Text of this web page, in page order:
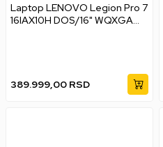
Laptop LENOVO Legion Pro 7
16IAX10H DOS/16" WQXGA
389.999,00 RSD